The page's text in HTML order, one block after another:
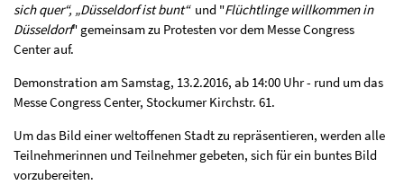
sich quer“, „Düsseldorf ist bunt“ und "Flüchtlinge willkommen in
Düsseldorf" gemeinsam zu Protesten vor dem Messe Congress
Center auf.
Demonstration am Samstag, 13.2.2016, ab 14:00 Uhr - rund um das
Messe Congress Center, Stockumer Kirchstr. 61.
Um das Bild einer weltoffenen Stadt zu repräsentieren, werden alle
Teilnehmerinnen und Teilnehmer gebeten, sich für ein buntes Bild
vorzubereiten.